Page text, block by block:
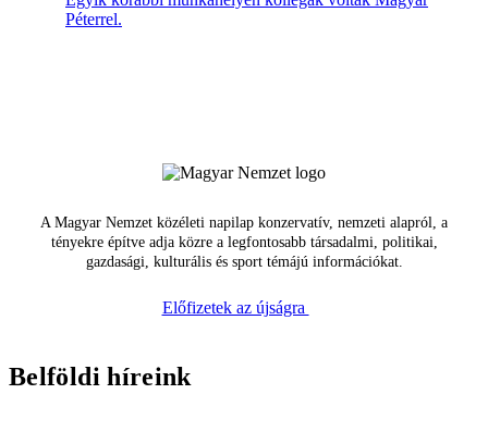
Péterrel.
A Magyar Nemzet közéleti napilap konzervatív, nemzeti alapról, a
tényekre építve adja közre a legfontosabb társadalmi, politikai,
gazdasági, kulturális és sport témájú információkat.
Előfizetek az újságra
Belföldi híreink